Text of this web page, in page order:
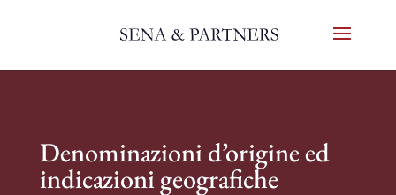
Denominazioni d’origine ed
indicazioni geografiche